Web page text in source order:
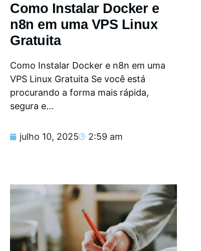
Como Instalar Docker e
n8n em uma VPS Linux
Gratuita
Como Instalar Docker e n8n em uma
VPS Linux Gratuita Se você está
procurando a forma mais rápida,
segura e...
julho 10, 2025 2:59 am